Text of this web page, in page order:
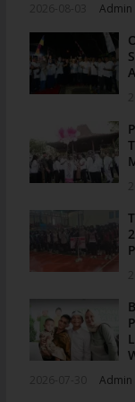
Admin
Admin